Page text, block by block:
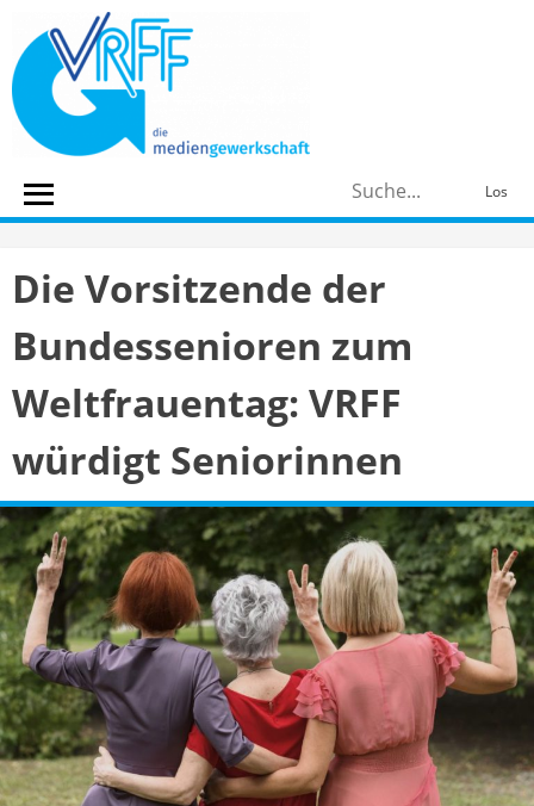
content
Los
Die Vorsitzende der
Bundessenioren zum
Weltfrauentag: VRFF
würdigt Seniorinnen